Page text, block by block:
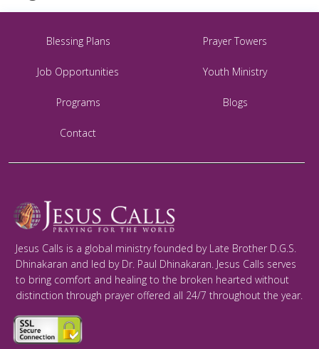
Blessing Plans Prayer Towers
Job Opportunities Youth Ministry
Programs Blogs
Contact
Jesus Calls is a global ministry founded by Late Brother D.G.S.
Dhinakaran and led by Dr. Paul Dhinakaran. Jesus Calls serves
to bring comfort and healing to the broken hearted without
distinction through prayer offered all 24/7 throughout the year.